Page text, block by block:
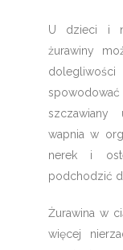
U dzieci i
żurawiny
dolegliwości
szczawiany
wapnia w
nerek i
podchodzić
Żurawina w
więcej